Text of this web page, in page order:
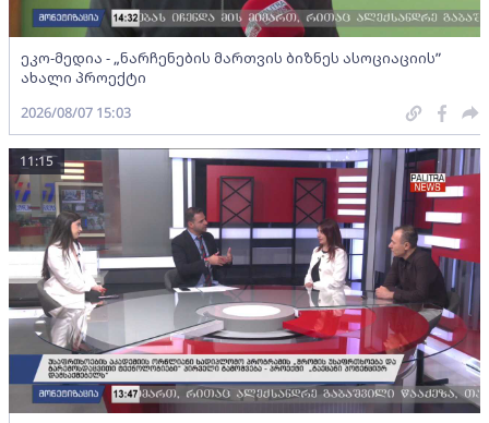
ეკო-მედია - „ნარჩენების მართვის ბიზნეს ასოციაციის”
ახალი პროექტი
2026/08/07 15:03
11:15